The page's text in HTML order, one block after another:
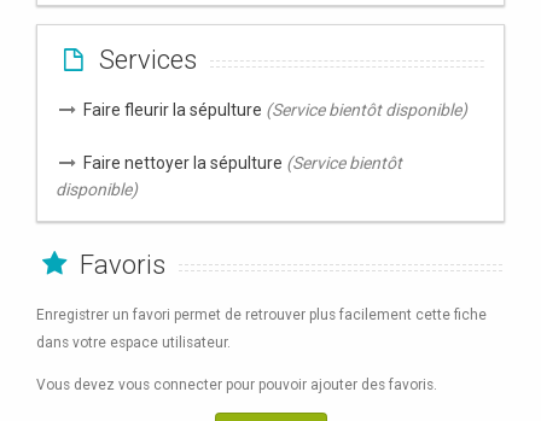
Services
Faire fleurir la sépulture (Service bientôt disponible)
Faire nettoyer la sépulture (Service bientôt
disponible)
Favoris
Enregistrer un favori permet de retrouver plus facilement cette fiche
dans votre espace utilisateur.
Vous devez vous connecter pour pouvoir ajouter des favoris.